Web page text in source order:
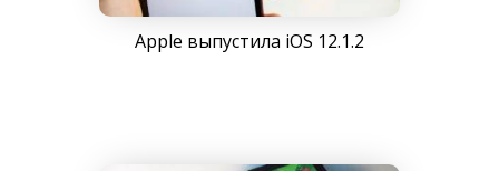
Apple выпустила iOS 12.1.2